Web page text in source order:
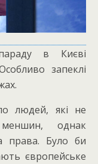
в Києві
запеклі
людей, які не
однак
права. Було би
європейське